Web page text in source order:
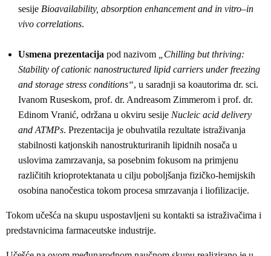
sesije Bioavailability, absorption enhancement and in vitro–in
vivo correlations.
Usmena prezentacija pod nazivom
„Chilling but thriving:
Stability of cationic nanostructured lipid carriers under freezing
and storage stress conditions“, u saradnji sa koautorima dr. sci.
Ivanom Ruseskom, prof. dr. Andreasom Zimmerom i prof. dr.
Edinom Vranić, održana u okviru sesije Nucleic acid delivery
and ATMPs. Prezentacija je obuhvatila rezultate istraživanja
stabilnosti katjonskih nanostrukturiranih lipidnih nosača u
uslovima zamrzavanja, sa posebnim fokusom na primjenu
različitih krioprotektanata u cilju poboljšanja fizičko-hemijskih
osobina nanočestica tokom procesa smrzavanja i liofilizacije.
Tokom učešća na skupu uspostavljeni su kontakti sa istraživačima i
predstavnicima farmaceutske industrije.